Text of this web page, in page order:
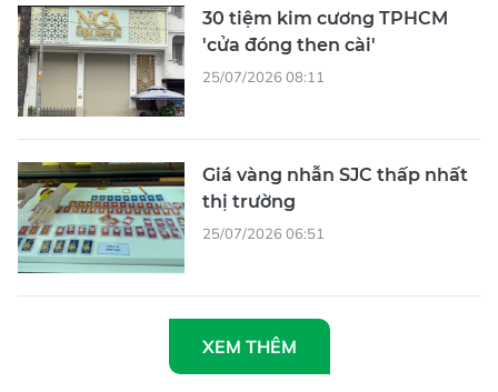
30 tiệm kim cương TPHCM
'cửa đóng then cài'
25/07/2026 08:11
Giá vàng nhẫn SJC thấp nhất
thị trường
25/07/2026 06:51
XEM THÊM